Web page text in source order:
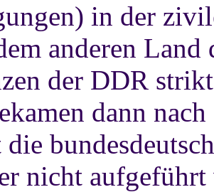
in der
anderen Land
der DDR
dann
nicht aufgeführt